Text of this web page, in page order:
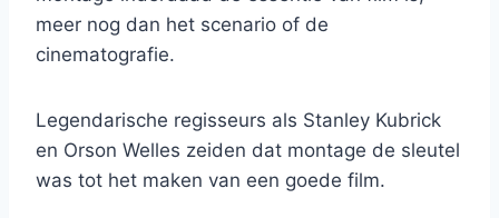
meer nog dan het scenario of de
cinematografie.
Legendarische regisseurs als Stanley Kubrick
en Orson Welles zeiden dat montage de sleutel
was tot het maken van een goede film.